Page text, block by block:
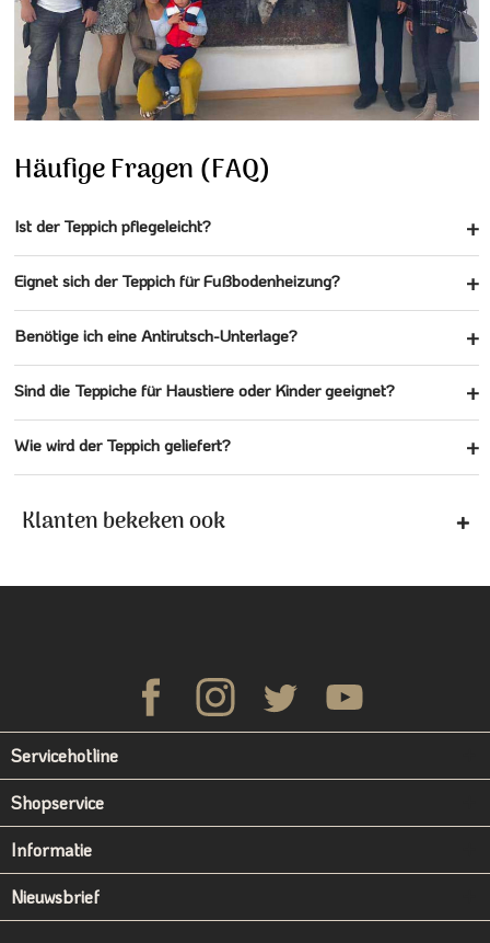
Häufige Fragen (FAQ)
Ist der Teppich pflegeleicht?
Eignet sich der Teppich für Fußbodenheizung?
Benötige ich eine Antirutsch-Unterlage?
Sind die Teppiche für Haustiere oder Kinder geeignet?
Wie wird der Teppich geliefert?
Klanten bekeken ook
Servicehotline
Shopservice
Informatie
Nieuwsbrief